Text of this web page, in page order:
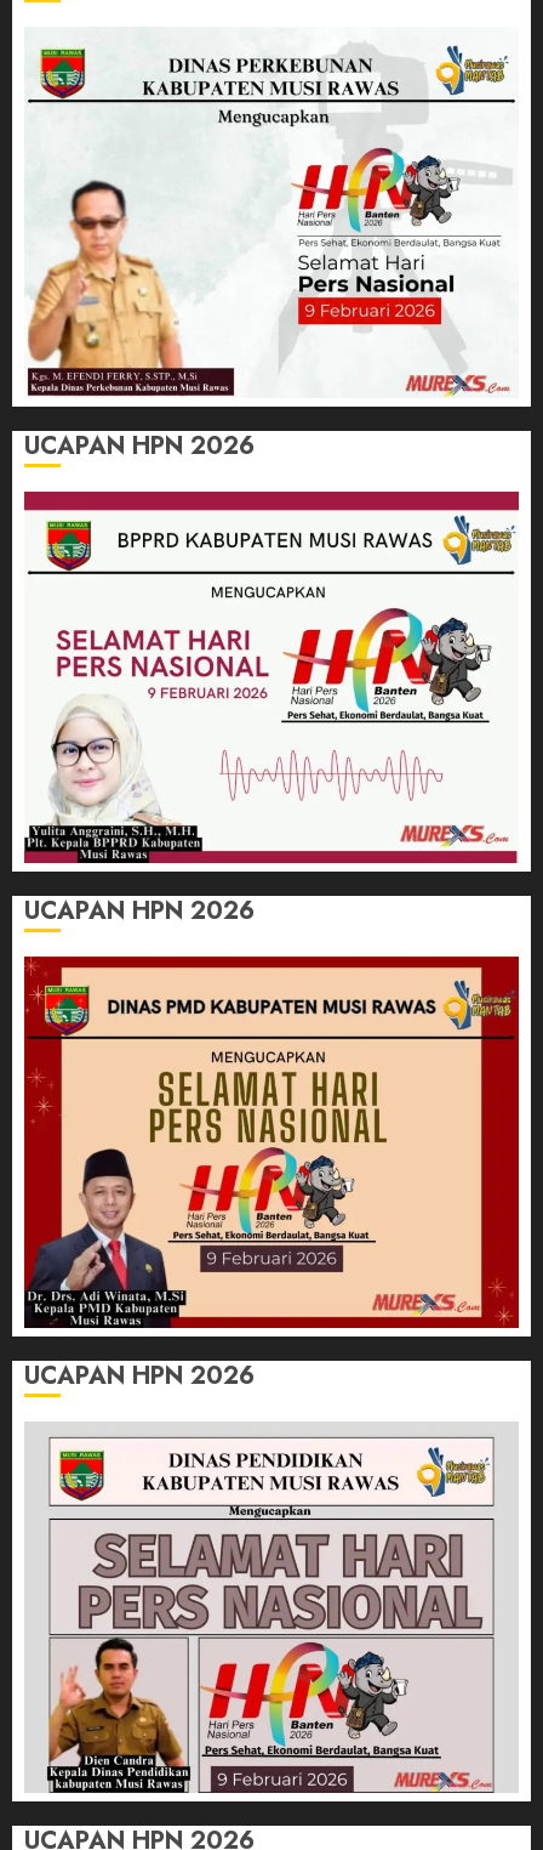
UCAPAN HPN 2026
UCAPAN HPN 2026
UCAPAN HPN 2026
UCAPAN HPN 2026